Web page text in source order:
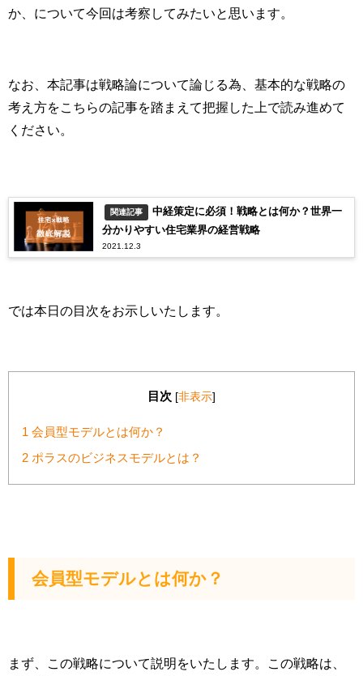
か、について今回は考察してみたいと思います。
なお、本記事は戦略論について論じる為、基本的な戦略の
考え方をこちらの記事を踏まえて把握した上で読み進めて
ください。
関連記事
中経策定に必須！戦略とは何か？世界一
分かりやすい住宅業界の経営戦略
2021.12.3
では本日の目次をお示しいたします。
目次 [非表示]
1 会員型モデルとは何か？
2 ポラスのビジネスモデルとは？
会員型モデルとは何か？
まず、この戦略について説明をいたします。この戦略は、